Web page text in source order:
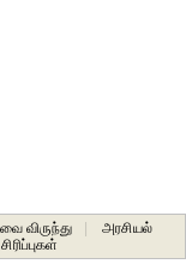
விருந்து
அரசியல்